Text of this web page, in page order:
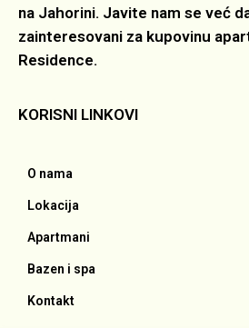
na Jahorini. Javite nam se već
zainteresovani za kupovinu
Residence.
KORISNI LINKOVI
O nama
Lokacija
Apartmani
Bazen i spa
Kontakt